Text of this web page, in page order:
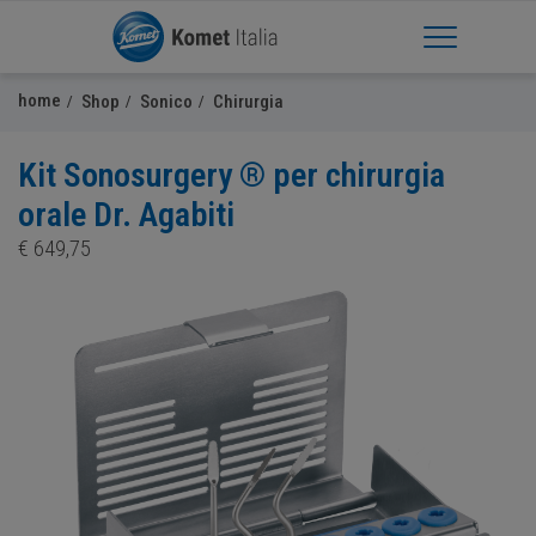
Apri Menu
home Shop Sonico Chirurgia
Kit Sonosurgery ® per chirurgia
orale Dr. Agabiti
€ 649,75